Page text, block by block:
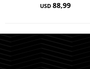
USD 88,99